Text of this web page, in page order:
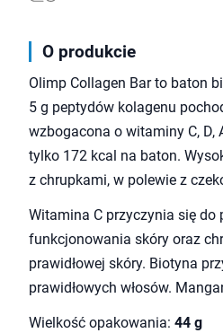
O produkcie
Olimp Collagen Bar to baton
5 g peptydów kolagenu
wzbogacona o witaminy C,
tylko 172 kcal na baton.
z chrupkami, w polewie z
Witamina C przyczynia się do
funkcjonowania skóry oraz
prawidłowej skóry. Biotyna
prawidłowych włosów.
Wielkość opakowania: 44 g